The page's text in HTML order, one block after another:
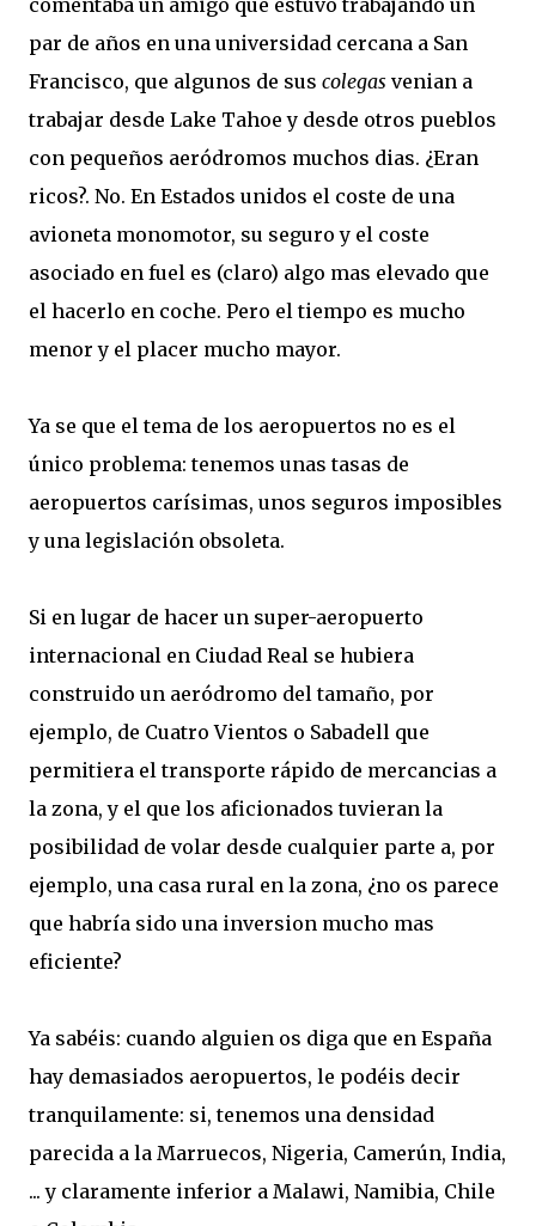
comentaba un amigo que estuvo trabajando un
par de años en una universidad cercana a San
Francisco, que algunos de sus colegas venian a
trabajar desde Lake Tahoe y desde otros pueblos
con pequeños aeródromos muchos dias. ¿Eran
ricos?. No. En Estados unidos el coste de una
avioneta monomotor, su seguro y el coste
asociado en fuel es (claro) algo mas elevado que
el hacerlo en coche. Pero el tiempo es mucho
menor y el placer mucho mayor.
Ya se que el tema de los aeropuertos no es el
único problema: tenemos unas tasas de
aeropuertos carísimas, unos seguros imposibles
y una legislación obsoleta.
Si en lugar de hacer un super-aeropuerto
internacional en Ciudad Real se hubiera
construido un aeródromo del tamaño, por
ejemplo, de Cuatro Vientos o Sabadell que
permitiera el transporte rápido de mercancias a
la zona, y el que los aficionados tuvieran la
posibilidad de volar desde cualquier parte a, por
ejemplo, una casa rural en la zona, ¿no os parece
que habría sido una inversion mucho mas
eficiente?
Ya sabéis: cuando alguien os diga que en España
hay demasiados aeropuertos, le podéis decir
tranquilamente: si, tenemos una densidad
parecida a la Marruecos, Nigeria, Camerún, India,
... y claramente inferior a Malawi, Namibia, Chile